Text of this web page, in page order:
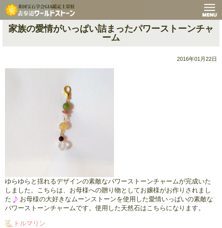
家族の愛情がいっぱい詰まったパワーストーンチャ
ーム
2016年01月22日
ゆらゆらと揺れるデザインの素敵なパワーストーンチャームが完成いた
しました。こちらは、お母様への贈り物としてお嬢様がお作りされまし
た
お母様の大好きなムーンストーンを使用した愛情いっぱいの素敵な
パワーストーンチャームです。使用した天然石はこちらになります。
トルマリン